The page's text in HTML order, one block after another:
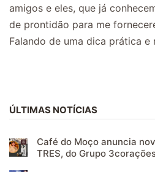
amigos e eles, que já
de prontidão para me
Falando de uma dica prática e
ÚLTIMAS NOTÍCIAS
Café do Moço anuncia
TRES, do Grupo